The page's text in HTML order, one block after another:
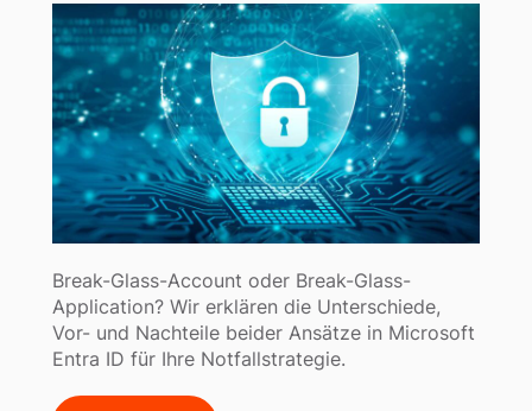
Break-Glass-Account oder Break-Glass-
Application? Wir erklären die Unterschiede,
Vor- und Nachteile beider Ansätze in Microsoft
Entra ID für Ihre Notfallstrategie.